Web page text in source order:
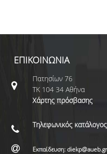
ΕΠΙΚΟΙΝΩΝΙΑ
Πατησίων 76
ΤΚ 104 34 Αθήνα
Χάρτης πρόσβασης
Τηλεφωνικός
Εκπαίδευση: diekp@aueb.gr